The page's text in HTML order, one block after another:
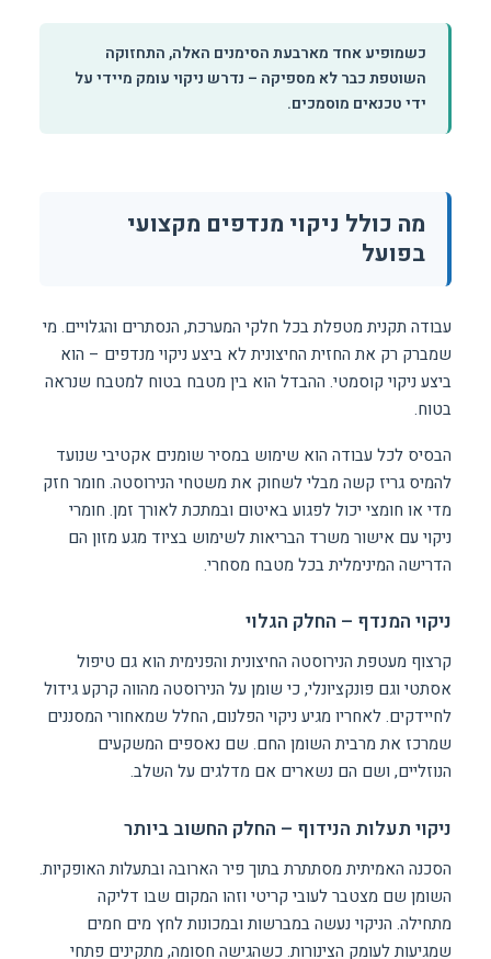
כשמופיע אחד מארבעת הסימנים האלה, התחזוקה
השוטפת כבר לא מספיקה – נדרש ניקוי עומק מיידי על
ידי טכנאים מוסמכים.
מה כולל ניקוי מנדפים מקצועי
בפועל
עבודה תקנית מטפלת בכל חלקי המערכת, הנסתרים והגלויים. מי
שמברק רק את החזית החיצונית לא ביצע ניקוי מנדפים – הוא
ביצע ניקוי קוסמטי. ההבדל הוא בין מטבח בטוח למטבח שנראה
בטוח.
הבסיס לכל עבודה הוא שימוש במסיר שומנים אקטיבי שנועד
להמיס גריז קשה מבלי לשחוק את משטחי הנירוסטה. חומר חזק
מדי או חומצי יכול לפגוע באיטום ובמתכת לאורך זמן. חומרי
ניקוי עם אישור משרד הבריאות לשימוש בציוד מגע מזון הם
הדרישה המינימלית בכל מטבח מסחרי.
ניקוי המנדף – החלק הגלוי
קרצוף מעטפת הנירוסטה החיצונית והפנימית הוא גם טיפול
אסתטי וגם פונקציונלי, כי שומן על הנירוסטה מהווה קרקע גידול
לחיידקים. לאחריו מגיע ניקוי הפלנום, החלל שמאחורי המסננים
שמרכז את מרבית השומן החם. שם נאספים המשקעים
הנוזליים, ושם הם נשארים אם מדלגים על השלב.
ניקוי תעלות הנידוף – החלק החשוב ביותר
הסכנה האמיתית מסתתרת בתוך פיר הארובה ובתעלות האופקיות.
השומן שם מצטבר לעובי קריטי וזהו המקום שבו דליקה
מתחילה. הניקוי נעשה במברשות ובמכונות לחץ מים חמים
שמגיעות לעומק הצינורות. כשהגישה חסומה, מתקינים פתחי